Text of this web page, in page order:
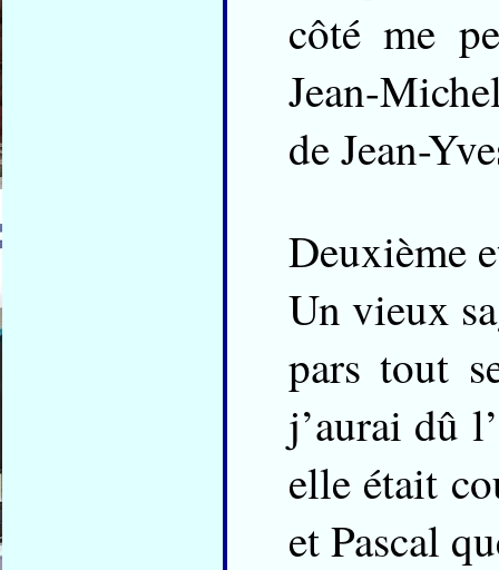
côté me
Jean-
de Jean-
Deuxième
Un vieux
pars tout
j’aurai dû
elle était
et Pascal